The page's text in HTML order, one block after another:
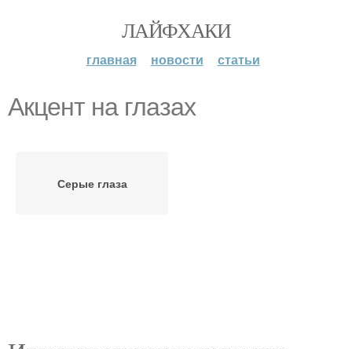
ЛАЙФХАКИ
главная новости статьи
Акцент на глазах
Серые глаза